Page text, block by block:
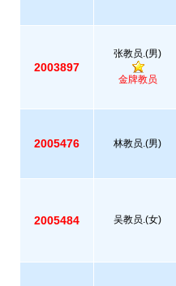
2003897
张教员.(男)
金牌教员
2005476 林教员.(男)
2005484 吴教员.(女)